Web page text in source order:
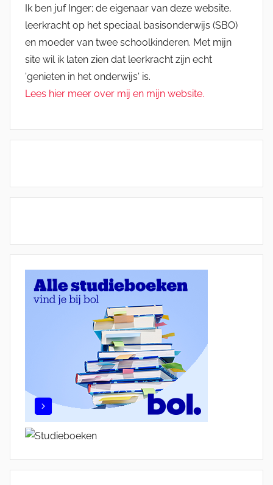
Ik ben juf Inger; de eigenaar van deze website,
leerkracht op het speciaal basisonderwijs (SBO)
en moeder van twee schoolkinderen. Met mijn
site wil ik laten zien dat leerkracht zijn echt
'genieten in het onderwijs' is.
Lees hier meer over mij en mijn website.